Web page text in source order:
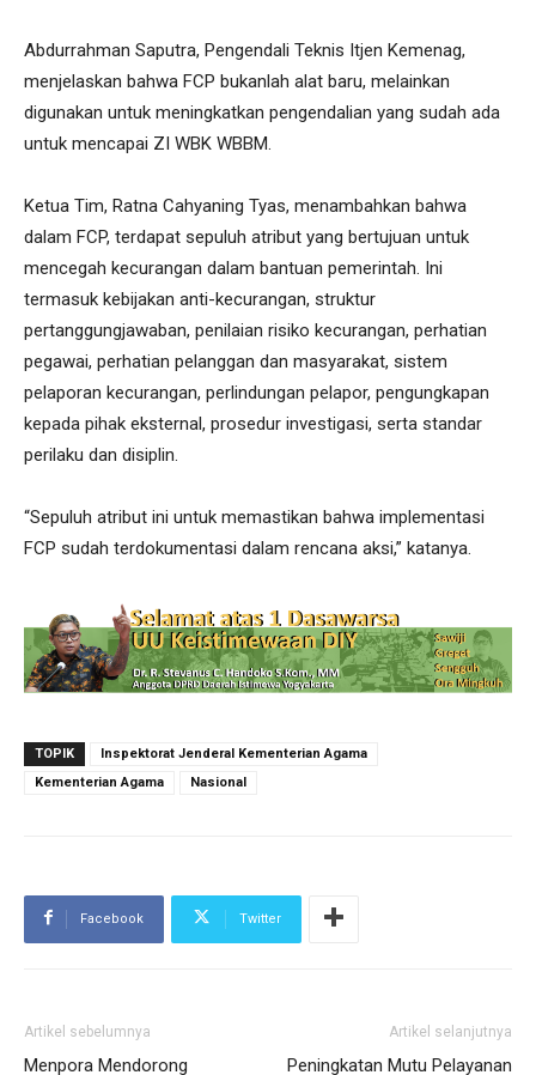
Abdurrahman Saputra, Pengendali Teknis Itjen Kemenag,
menjelaskan bahwa FCP bukanlah alat baru, melainkan
digunakan untuk meningkatkan pengendalian yang sudah ada
untuk mencapai ZI WBK WBBM.
Ketua Tim, Ratna Cahyaning Tyas, menambahkan bahwa
dalam FCP, terdapat sepuluh atribut yang bertujuan untuk
mencegah kecurangan dalam bantuan pemerintah. Ini
termasuk kebijakan anti-kecurangan, struktur
pertanggungjawaban, penilaian risiko kecurangan, perhatian
pegawai, perhatian pelanggan dan masyarakat, sistem
pelaporan kecurangan, perlindungan pelapor, pengungkapan
kepada pihak eksternal, prosedur investigasi, serta standar
perilaku dan disiplin.
“Sepuluh atribut ini untuk memastikan bahwa implementasi
FCP sudah terdokumentasi dalam rencana aksi,” katanya.
TOPIK
Inspektorat Jenderal Kementerian Agama
Kementerian Agama
Nasional
Facebook Twitter
Artikel sebelumnya
Menpora Mendorong
Artikel selanjutnya
Peningkatan Mutu Pelayanan